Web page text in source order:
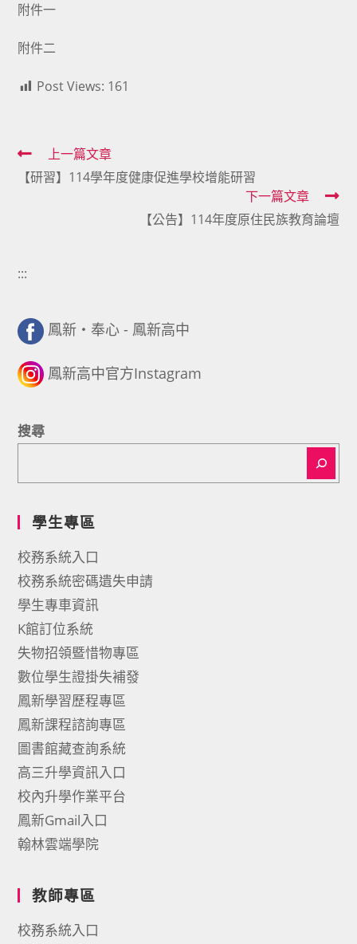
附件一
附件二
Post Views: 161
Read
more
上一篇文章
【研習】114學年度健康促進學校增能研習
下一篇文章
【公告】114年度原住民族教育論壇
:::
鳳新・奉心 - 鳳新高中
鳳新高中官方Instagram
搜尋
學生專區
校務系統入口
校務系統密碼遺失申請
學生專車資訊
K館訂位系統
失物招領暨惜物專區
數位學生證掛失補發
鳳新學習歷程專區
鳳新課程諮詢專區
圖書館藏查詢系統
高三升學資訊入口
校內升學作業平台
鳳新Gmail入口
翰林雲端學院
教師專區
校務系統入口